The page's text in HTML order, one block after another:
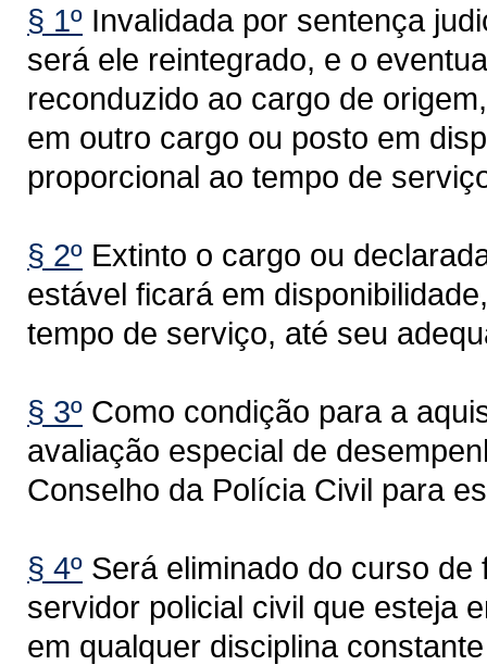
§ 1º Invalidada por sentença
será ele reintegrado, e o
reconduzido ao cargo de
em outro cargo ou posto em
proporcional ao tempo de
§ 2º Extinto o cargo ou
estável ficará em
tempo de serviço, até seu
§ 3º Como condição para a
avaliação especial de
Conselho da Polícia Civil para
§ 4º Será eliminado do curso
servidor policial civil que esteja
em qualquer disciplina